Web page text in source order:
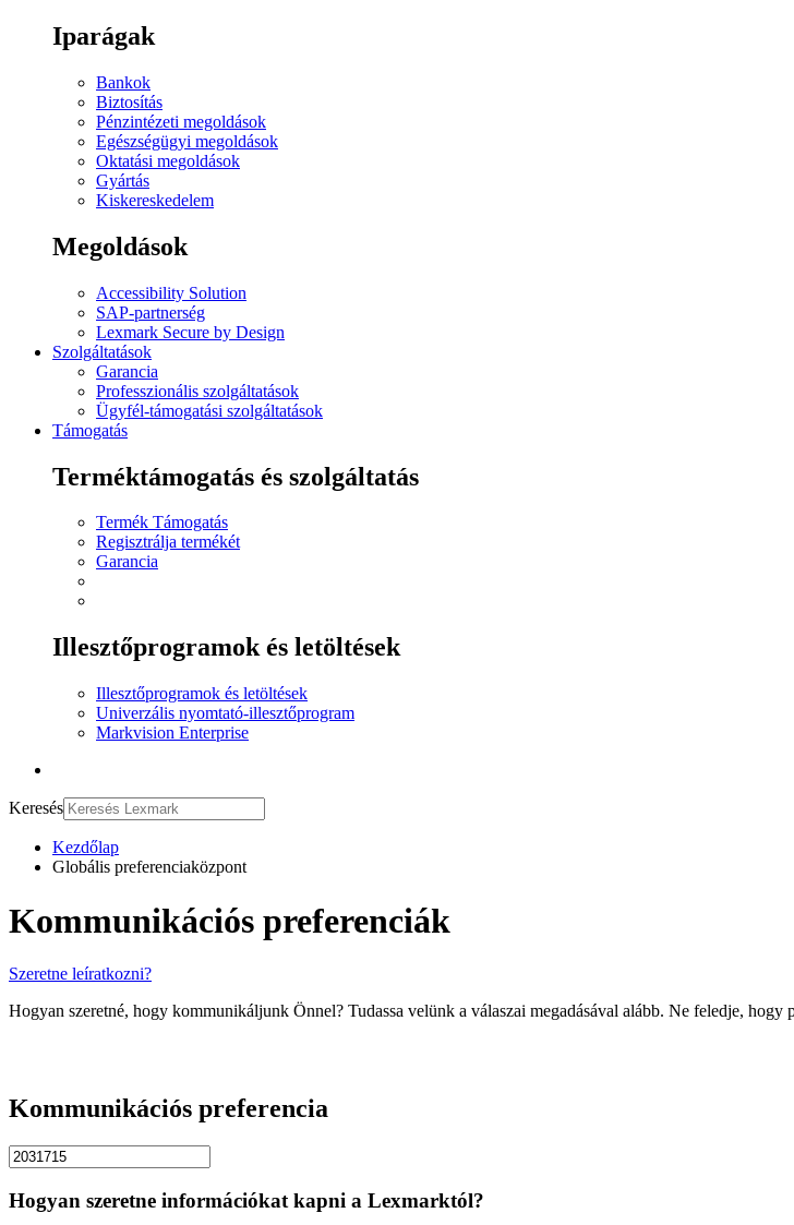
Iparágak
Bankok
Biztosítás
Pénzintézeti megoldások
Egészségügyi megoldások
Oktatási megoldások
Gyártás
Kiskereskedelem
Megoldások
Accessibility Solution
SAP-partnerség
Lexmark Secure by Design
Szolgáltatások
Garancia
Professzionális szolgáltatások
Ügyfél-támogatási szolgáltatások
Támogatás
Terméktámogatás és szolgáltatás
Termék Támogatás
Regisztrálja termékét
Garancia
Illesztőprogramok és letöltések
Illesztőprogramok és letöltések
Univerzális nyomtató-illesztőprogram
Markvision Enterprise
Keresés
Kezdőlap
Globális preferenciaközpont
Kommunikációs preferenciák
Szeretne leíratkozni?
Hogyan szeretné, hogy kommunikáljunk Önnel? Tudassa velünk a válaszai megadásával alább. Ne feledje, hogy
Kommunikációs preferencia
Hogyan szeretne információkat kapni a Lexmarktól?